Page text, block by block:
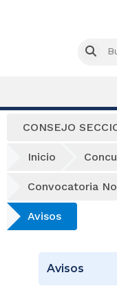
CONSEJO
Inicio
Convocatoria
Avisos
Avisos